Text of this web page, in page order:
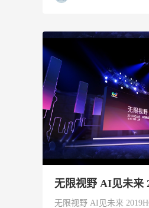
无限视野 AI见未来 2019HC大会 中国政企业欢迎